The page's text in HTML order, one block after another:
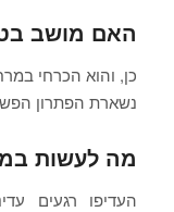
האם מושב
כן, והוא הכרחי
נשארת הפתרון
מה לעשות
העדיפו רגעים